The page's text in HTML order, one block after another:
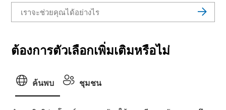
ต้องการตัวเลือกเพิ่มเติมหรือไม่
ค้นพบ ชุมชน